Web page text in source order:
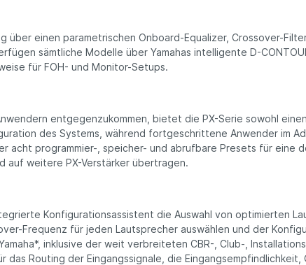
über einen parametrischen Onboard-Equalizer, Crossover-
sämtliche Modelle über Yamahas intelligente D-
für FOH- und Monitor-Setups.
entgegenzukommen, bietet die PX-Serie sowohl
des Systems, während fortgeschrittene Anwender im
programmier-, speicher- und abrufbare Presets für eine
auf weitere PX-Verstärker übertragen.
Konfigurationsassistent die Auswahl von optimierten
Frequenz für jeden Lautsprecher auswählen und der
inklusive der weit verbreiteten CBR-, Club-,
Routing der Eingangssignale, die